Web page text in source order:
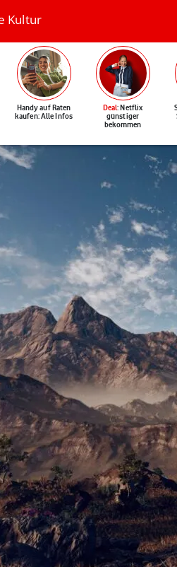
Kultur
Handy auf Raten
kaufen: Alle Infos
Deal: Netflix
günstiger
bekommen